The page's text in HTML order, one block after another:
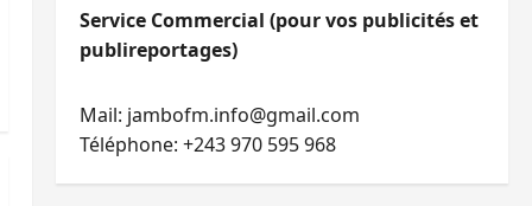
Service Commercial (pour vos publicités et
publireportages)
Mail: jambofm.info@gmail.com
Téléphone: +243 970 595 968